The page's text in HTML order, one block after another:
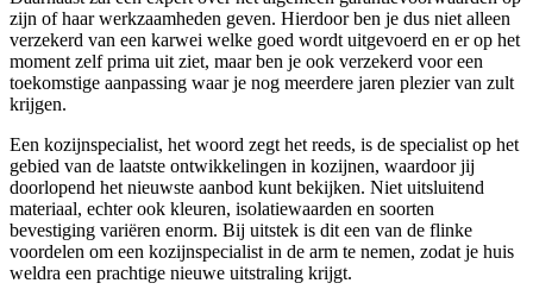
zijn of haar werkzaamheden geven. Hierdoor ben je dus niet alleen
verzekerd van een karwei welke goed wordt uitgevoerd en er op het
moment zelf prima uit ziet, maar ben je ook verzekerd voor een
toekomstige aanpassing waar je nog meerdere jaren plezier van zult
krijgen.
Een kozijnspecialist, het woord zegt het reeds, is de specialist op het
gebied van de laatste ontwikkelingen in kozijnen, waardoor jij
doorlopend het nieuwste aanbod kunt bekijken. Niet uitsluitend
materiaal, echter ook kleuren, isolatiewaarden en soorten
bevestiging variëren enorm. Bij uitstek is dit een van de flinke
voordelen om een kozijnspecialist in de arm te nemen, zodat je huis
weldra een prachtige nieuwe uitstraling krijgt.